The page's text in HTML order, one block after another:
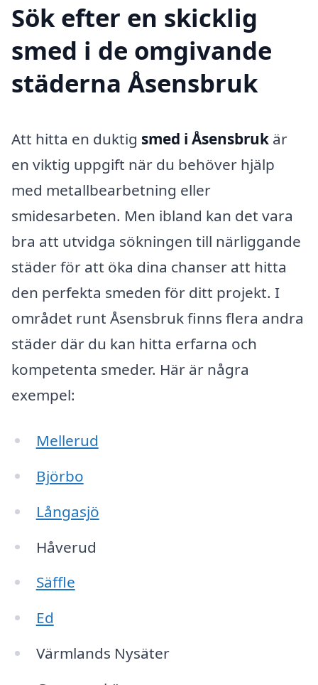
Sök efter en skicklig
smed i de omgivande
städerna Åsensbruk
Att hitta en duktig smed i Åsensbruk är
en viktig uppgift när du behöver hjälp
med metallbearbetning eller
smidesarbeten. Men ibland kan det vara
bra att utvidga sökningen till närliggande
städer för att öka dina chanser att hitta
den perfekta smeden för ditt projekt. I
området runt Åsensbruk finns flera andra
städer där du kan hitta erfarna och
kompetenta smeder. Här är några
exempel:
Mellerud
Björbo
Långasjö
Håverud
Säffle
Ed
Värmlands Nysäter